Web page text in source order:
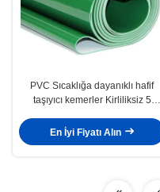
PVC Sıcaklığa dayanıklı hafif
taşıyıcı kemerler Kirliliksiz 5
En İyi Fiyatı Alın